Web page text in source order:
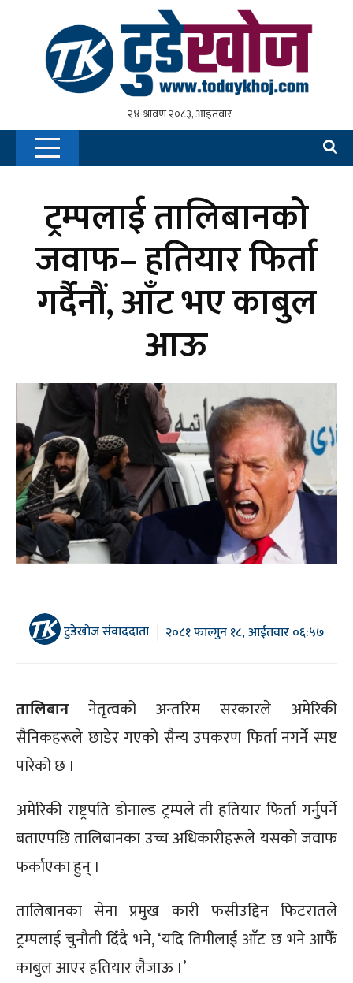
ट्रम्पलाई तालिबानको
जवाफ– हतियार फिर्ता
गर्दैनौं, आँट भए काबुल
आऊ
टुडेखोज संवाददाता २०८१ फाल्गुन १८, आईतवार ०६:५७
तालिबान नेतृत्वको अन्तरिम सरकारले अमेरिकी
सैनिकहरूले छाडेर गएको सैन्य उपकरण फिर्ता नगर्ने स्पष्ट
पारेको छ ।
अमेरिकी राष्ट्रपति डोनाल्ड ट्रम्पले ती हतियार फिर्ता गर्नुपर्ने
बताएपछि तालिबानका उच्च अधिकारीहरूले यसको जवाफ
फर्काएका हुन् ।
तालिबानका सेना प्रमुख कारी फसीउद्दिन फिटरातले
ट्रम्पलाई चुनौती दिँदै भने, ‘यदि तिमीलाई आँट छ भने आफैँ
काबुल आएर हतियार लैजाऊ ।’